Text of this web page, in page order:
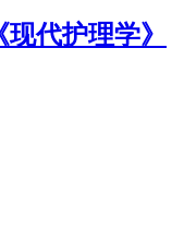
代护理学》